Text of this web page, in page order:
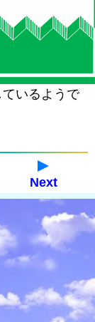
いるようで
Next